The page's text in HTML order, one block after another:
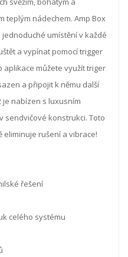
teplým nádechem. Amp Box
umístění v každé
a vypínat pomocí trigger
aplikace můžete využít triger
a připojit k němu další
je nabízen s luxusním
sendvičové konstrukci. Toto
eliminuje rušení a vibrace!
řešení
celého systému